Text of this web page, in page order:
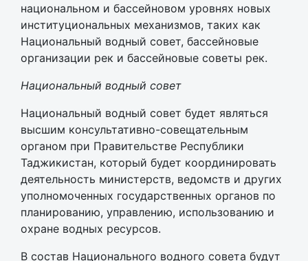
национальном и бассейновом уровнях новых
институциональных механизмов, таких как
Национальный водный совет, бассейновые
организации рек и бассейновые советы рек.
Национальный водный совет
Национальный водный совет будет являться
высшим консультативно-совещательным
органом при Правительстве Республики
Таджикистан, который будет координировать
деятельность министерств, ведомств и других
уполномоченных государственных органов по
планированию, управлению, использованию и
охране водных ресурсов.
В состав Национального водного совета будут